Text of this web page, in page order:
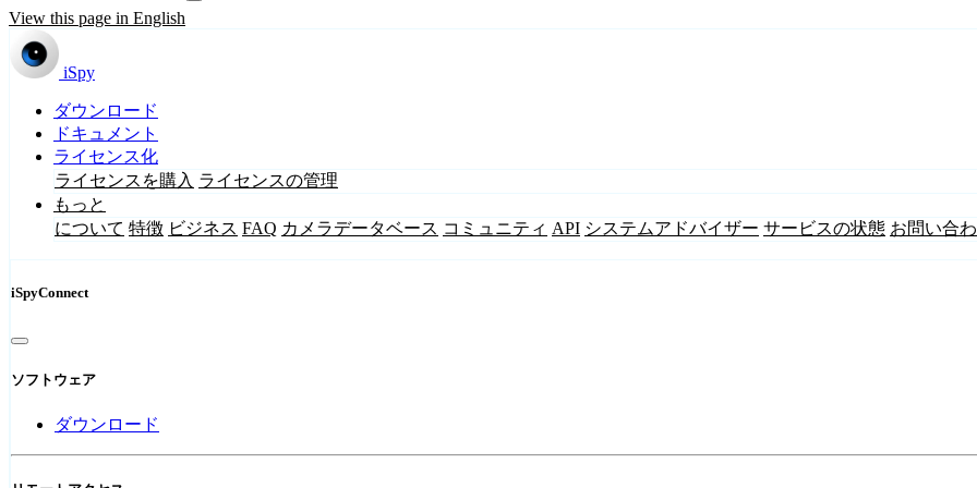
View this page in English
iSpy
ダウンロード
ドキュメント
ライセンス化
ライセンスを購入 ライセンスの管理
もっと
について 特徴 ビジネス FAQ カメラデータベース コミュニティ API システムアドバイザー サービスの状態 お問い合
iSpyConnect
ソフトウェア
ダウンロード